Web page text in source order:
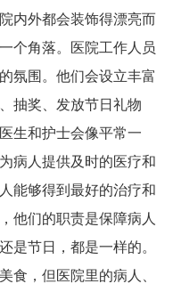
内外都会装饰得漂亮而
个角落。医院工作人员
氛围。他们会设立丰富
抽奖、发放节日礼物
生和护士会像平常一
病人提供及时的医疗和
能够得到最好的治疗和
他们的职责是保障病人
是节日，都是一样的。
食，但医院里的病人、